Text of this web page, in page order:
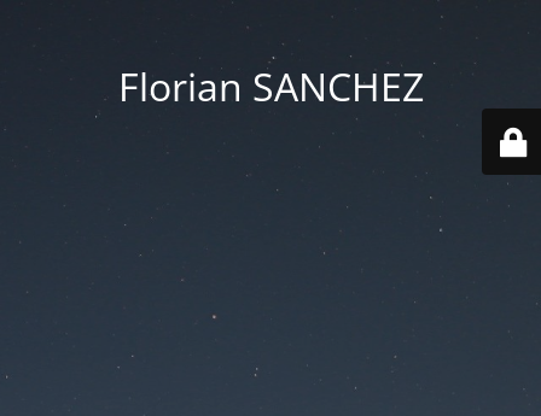
Florian SANCHEZ